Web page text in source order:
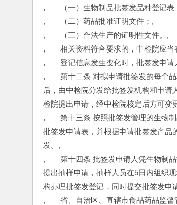
,　　（一）生物制品批签发品种登记表
,　　（二）药品批准证明文件；,
,　　（三）合法生产的证明性文件。,
,　　相关资料符合要求的，中检院应
,　　登记信息发生变化时，批签发申
,　　第十二条 对拟申请批签发的每个
后，由中检院分发给批签发机构和申
检院提出申请，经中检院核定后方可变
,　　第十三条 按照批签发管理的生物
批签发申请表，并根据申请批签发产品
发。,
,　　第十四条 批签发申请人凭生物制
提出抽样申请，抽样人员在5日内组织
构办理批签发登记，同时提交批签发申
,　　省、自治区、直辖市食品药品监